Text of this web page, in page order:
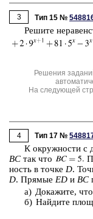
3 Тип 15 №
Ре­ши­те
Решения
На следующей
4 Тип 17 №
К окруж­но­сти с
BC так что
ность в точке D.
D. Пря­мые ED и BC
а) До­ка­жи­те, что
б) Най­ди­те